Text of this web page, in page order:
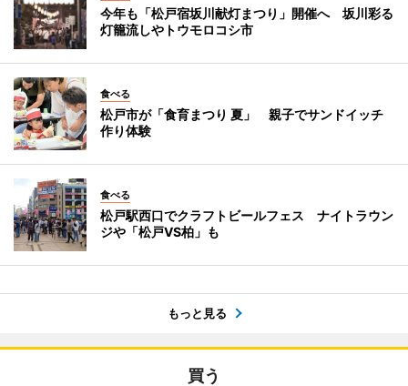
今年も「松戸宿坂川献灯まつり」開催へ 坂川彩る
灯籠流しやトウモロコシ市
食べる
松戸市が「食育まつり 夏」 親子でサンドイッチ
作り体験
食べる
松戸駅西口でクラフトビールフェス ナイトラウン
ジや「松戸VS柏」も
もっと見る
買う